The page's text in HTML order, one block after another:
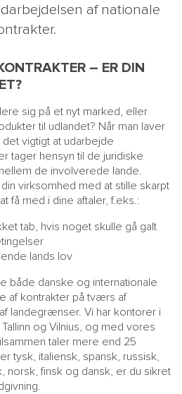
MAIN
MENU
SMALL
OM
af nationale
– ER DIN
sig på et nyt marked, eller
til udlandet? Når man laver
vigtigt at udarbejde
tager hensyn til de juridiske
de involverede lande.
virksomhed med at stille skarpt
få med i dine aftaler, f.eks.:
tab, hvis noget skulle gå galt
lands lov
både danske og internationale
af kontrakter på tværs af
landegrænser. Vi har kontorer i
og Vilnius, og med vores
taler mere end 25
tysk, italiensk, spansk, russisk,
norsk, finsk og dansk, er du sikret